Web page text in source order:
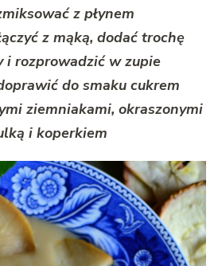
z płynem
z mąką, dodać trochę
i rozprowadzić w zupie
do smaku cukrem
ziemniakami, okraszonymi
i koperkiem